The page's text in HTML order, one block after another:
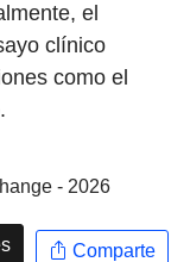
el
clínico
como el
- 2026
Comparte